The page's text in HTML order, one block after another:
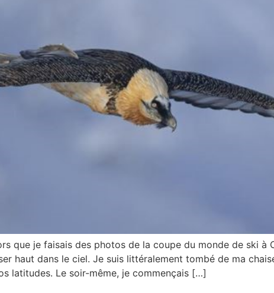
que je faisais des photos de la coupe du monde de ski à
haut dans le ciel. Je suis littéralement tombé de ma
latitudes. Le soir-même, je commençais […]